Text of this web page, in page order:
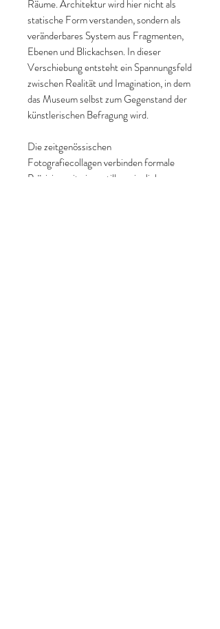
Räume. Architektur wird hier nicht als
statische Form verstanden, sondern als
veränderbares System aus Fragmenten,
Ebenen und Blickachsen. In dieser
Verschiebung entsteht ein Spannungsfeld
zwischen Realität und Imagination, in dem
das Museum selbst zum Gegenstand der
künstlerischen Befragung wird.
Die zeitgenössischen
Fotografiecollagen verbinden formale
Präzision mit einer stillen, sinnlichen